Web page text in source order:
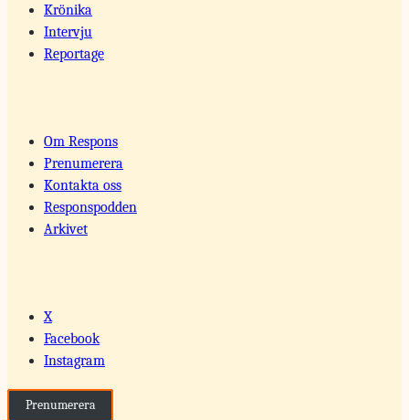
Krönika
Intervju
Reportage
Om Respons
Prenumerera
Kontakta oss
Responspodden
Arkivet
X
Facebook
Instagram
Prenumerera